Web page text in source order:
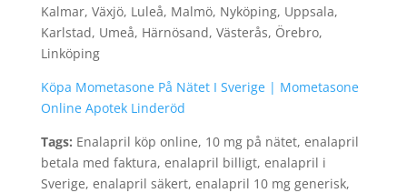
Kalmar, Växjö, Luleå, Malmö, Nyköping, Uppsala,
Karlstad, Umeå, Härnösand, Västerås, Örebro,
Linköping
Köpa Mometasone På Nätet I Sverige | Mometasone
Online Apotek Linderöd
Tags: Enalapril köp online, 10 mg på nätet, enalapril
betala med faktura, enalapril billigt, enalapril i
Sverige, enalapril säkert, enalapril 10 mg generisk,